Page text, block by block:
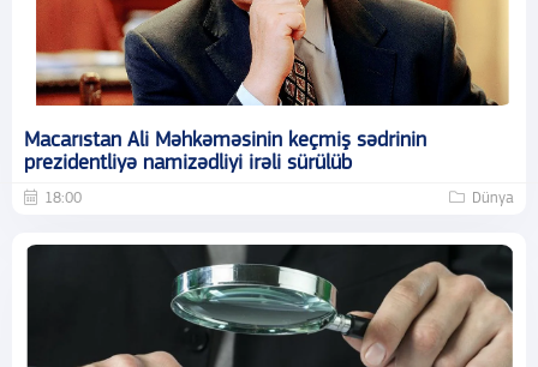
Macarıstan Ali Məhkəməsinin keçmiş sədrinin
prezidentliyə namizədliyi irəli sürülüb
18:00 Dünya